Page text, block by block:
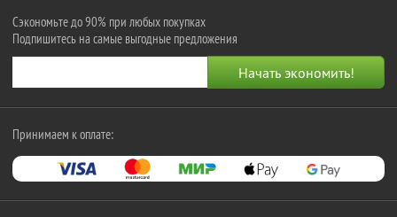
Сэкономьте до 90% при любых покупках
Подпишитесь на самые выгодные предложения
Принимаем к оплате: